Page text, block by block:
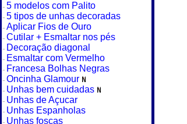
5 modelos com Palito
5 tipos de unhas decoradas
Aplicar Fios de Ouro
Cutilar + Esmaltar nos pés
Decoração diagonal
Esmaltar com Vermelho
Francesa Bolhas Negras
Oncinha Glamour
Unhas bem cuidadas
Unhas de Açucar
Unhas Espanholas
Unhas foscas